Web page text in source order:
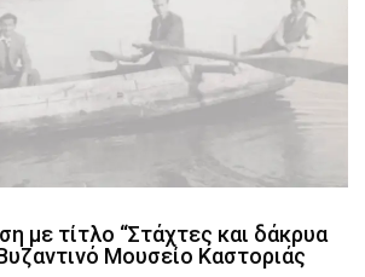
με τίτλο “Στάχτες και δάκρυα
Μουσείο Καστοριάς